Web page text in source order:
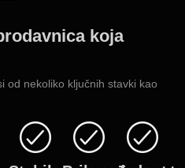
koja
od nekoliko ključnih stavki kao